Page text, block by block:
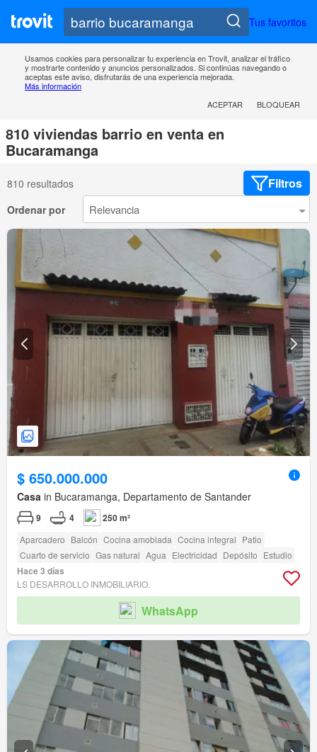
Tus favoritos
Usamos cookies para personalizar tu experiencia en Trovit, analizar el tráfico
y mostrarte contenido y anuncios personalizados. Si continúas navegando o
aceptas este aviso, disfrutarás de una experiencia mejorada.
Más información
ACEPTAR
BLOQUEAR
810 viviendas barrio en venta en
Bucaramanga
810 resultados Filtros
Ordenar por
$ 650.000.000
Casa in Bucaramanga, Departamento de Santander
9 4 250 m²
Aparcadero Balcón Cocina amoblada Cocina integral Patio
Cuarto de servicio Gas natural Agua Electricidad Depósito Estudio
Hace 3 días
LS DESARROLLO INMOBILIARIO.
WhatsApp